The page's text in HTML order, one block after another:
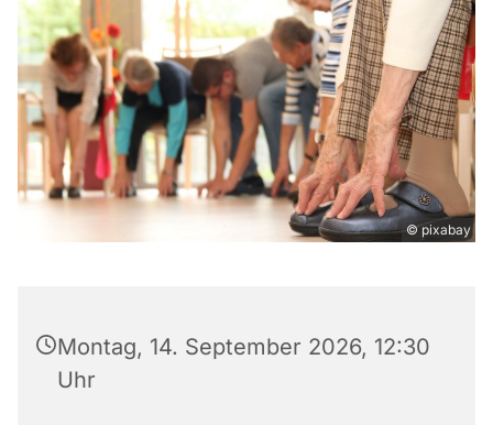
© pixabay
Montag, 14. September 2026, 12:30
Uhr